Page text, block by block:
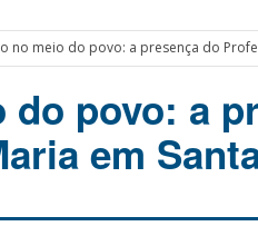
no meio do povo: a presença do
povo: a
em